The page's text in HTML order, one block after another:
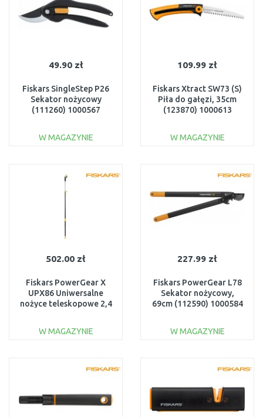
49.90 zł
Fiskars SingleStep P26
Sekator nożycowy
(111260) 1000567
W MAGAZYNIE
Do porównania
109.99 zł
Fiskars Xtract SW73 (S)
Piła do gałęzi, 35cm
(123870) 1000613
W MAGAZYNIE
Do porównania
502.00 zł
Fiskars PowerGear X
UPX86 Uniwersalne
nożyce teleskopowe 2,4
W MAGAZYNIE
Do porównania
227.99 zł
Fiskars PowerGear L78
Sekator nożycowy,
69cm (112590) 1000584
W MAGAZYNIE
Do porównania